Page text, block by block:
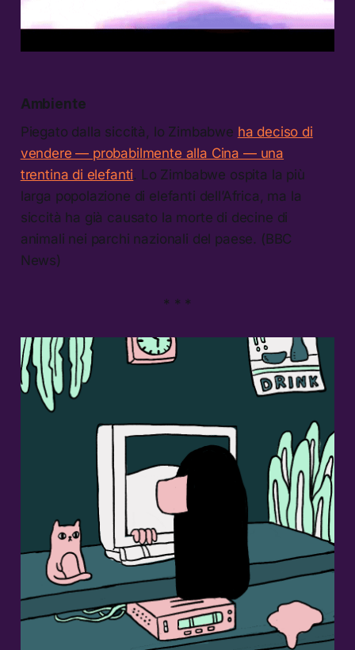
Ambiente
Piegato dalla siccità, lo Zimbabwe ha deciso di
vendere — probabilmente alla Cina — una
trentina di elefanti. Lo Zimbabwe ospita la più
larga popolazione di elefanti dell’Africa, ma la
siccità ha già causato la morte di decine di
animali nei parchi nazionali del paese. (BBC
News)
* * *